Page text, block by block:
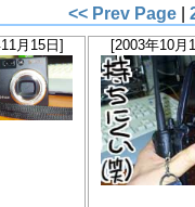
<< Prev Page |
月15日] [2003年10月